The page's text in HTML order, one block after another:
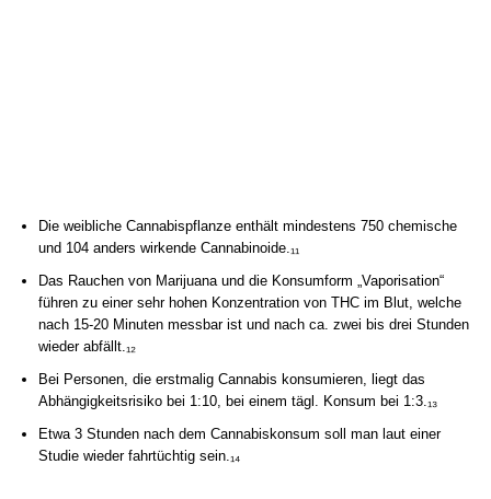
Die weibliche Cannabispflanze enthält mindestens 750 chemische
und 104 anders wirkende Cannabinoide.₁₁
Das Rauchen von Marijuana und die Konsumform „Vaporisation“
führen zu einer sehr hohen Konzentration von THC im Blut, welche
nach 15-20 Minuten messbar ist und nach ca. zwei bis drei Stunden
wieder abfällt.₁₂
Bei Personen, die erstmalig Cannabis konsumieren, liegt das
Abhängigkeitsrisiko bei 1:10, bei einem tägl. Konsum bei 1:3.₁₃
Etwa 3 Stunden nach dem Cannabiskonsum soll man laut einer
Studie wieder fahrtüchtig sein.₁₄